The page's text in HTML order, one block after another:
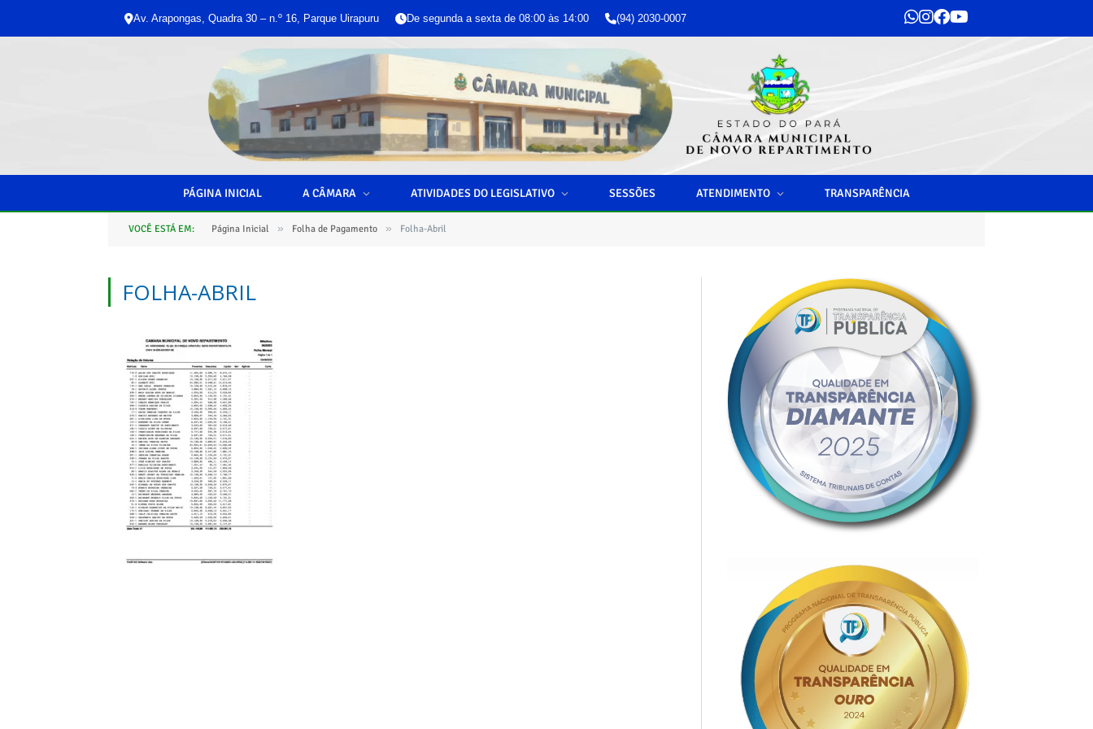
Av. Arapongas, Quadra 30 – n.º 16, Parque Uirapuru De segunda a sexta de 08:00 às 14:00 (94) 2030-0007
PÁGINA INICIAL A CÂMARA ATIVIDADES DO LEGISLATIVO SESSÕES ATENDIMENTO TRANSPARÊNCIA
VOCÊ ESTÁ EM: Página Inicial » Folha de Pagamento » Folha-Abril
FOLHA-ABRIL